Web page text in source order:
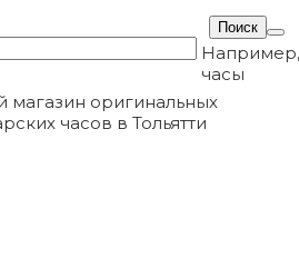
Например,
часы
магазин оригинальных
часов в Тольятти